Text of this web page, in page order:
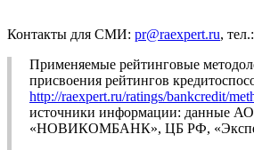
Контакты для СМИ: pr@raexpert.ru,
Применяемые рейтинговые
присвоения рейтингов
http://raexpert.ru/ratings/bankcredit/
источники информации: данные
«НОВИКОМБАНК», ЦБ РФ,